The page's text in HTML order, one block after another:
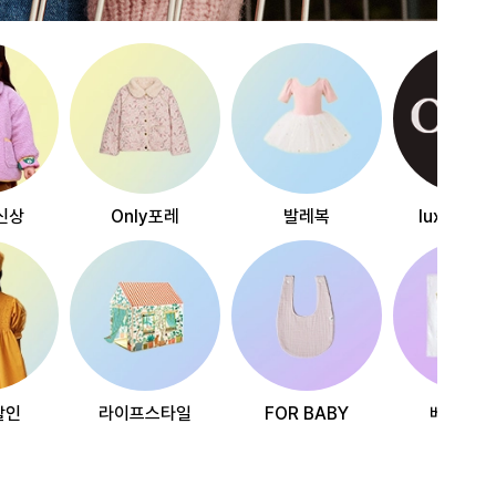
상 Only포레
라이프스타일
발레복
FOR BABY 베스트리